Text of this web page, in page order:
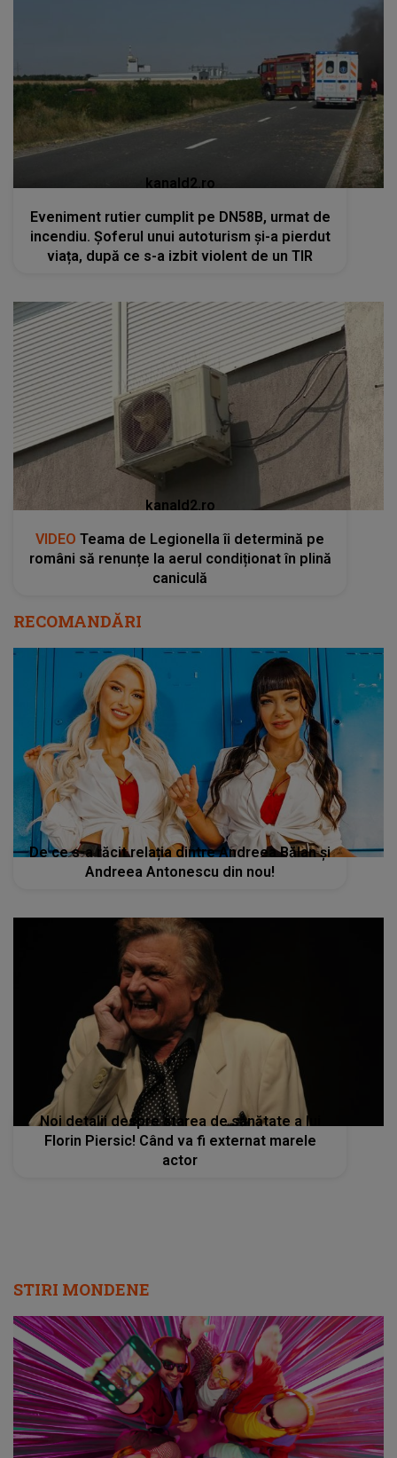
Eveniment rutier cumplit pe DN58B, urmat de
incendiu. Șoferul unui autoturism și-a pierdut
viața, după ce s-a izbit violent de un TIR
kanald2.ro
VIDEOTeama de Legionella îi determină pe
români să renunțe la aerul condiționat în plină
caniculă
RECOMANDĂRI
De ce s-a răcit relația dintre Andreea Bălan și
Andreea Antonescu din nou!
Noi detalii despre starea de sănătate a lui
Florin Piersic! Când va fi externat marele
actor
STIRI MONDENE
Radio Impuls cucerește tot mai mulți
ascultători: creșteri semnificative în audiență